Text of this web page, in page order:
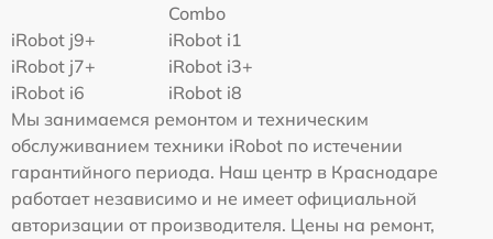
Combo
iRobot j9+
iRobot i1
iRobot j7+
iRobot i3+
iRobot i6
iRobot i8
Мы занимаемся ремонтом и техническим
обслуживанием техники iRobot по истечении
гарантийного периода. Наш центр в Краснодаре
работает независимо и не имеет официальной
авторизации от производителя. Цены на ремонт,